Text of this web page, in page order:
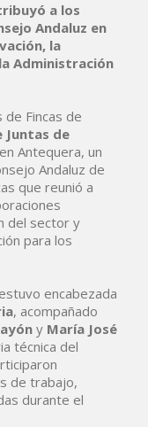
a los
Andaluz en
la
Administración
de Fincas de
Juntas de
Antequera, un
Andaluz de
que reunió a
del sector y
para los
encabezada
, acompañado
y María José
técnica del
de trabajo,
durante el